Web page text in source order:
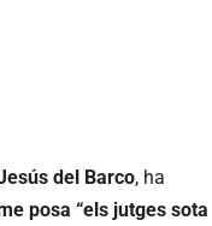
del Barco, ha
posa “els jutges sota